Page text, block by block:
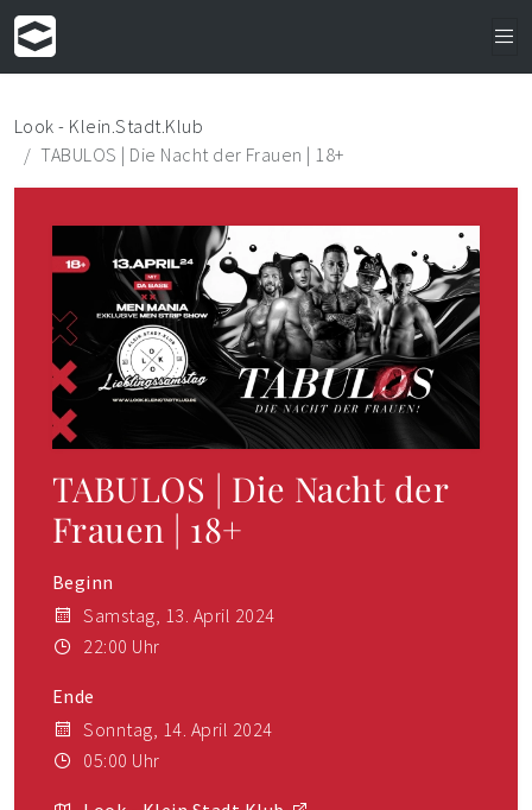
Look - Klein.Stadt.Klub
TABULOS | Die Nacht der Frauen | 18+
TABULOS | Die Nacht der
Frauen | 18+
Beginn
Samstag, 13. April 2024
22:00 Uhr
Ende
Sonntag, 14. April 2024
05:00 Uhr